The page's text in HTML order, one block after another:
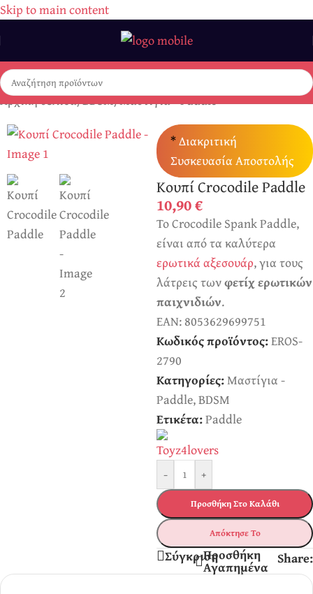
Skip to main content
Αρχική σελίδα/BDSM/Μαστίγια - Paddle
*Διακριτική
Συσκευασία Αποστολής
Κουπί Crocodile Paddle
10,90€
Το Crocodile Spank Paddle,
είναι από τα καλύτερα
ερωτικά αξεσουάρ, για τους
λάτρεις τωνφετίχ ερωτικών
παιχνιδιών.
EAN:8053629699751
Κωδικός προϊόντος:EROS-
2790
Κατηγορίες:Μαστίγια -
Paddle,BDSM
Ετικέτα:Paddle
- +
Προσθήκη Στο Καλάθι
Απόκτησε Το
ΣύγκρισηΠροσθήκη
Αγαπημένα Share: